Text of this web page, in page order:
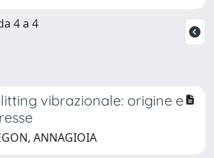
4 a 4
vibrazionale: origine e
ANNAGIOIA